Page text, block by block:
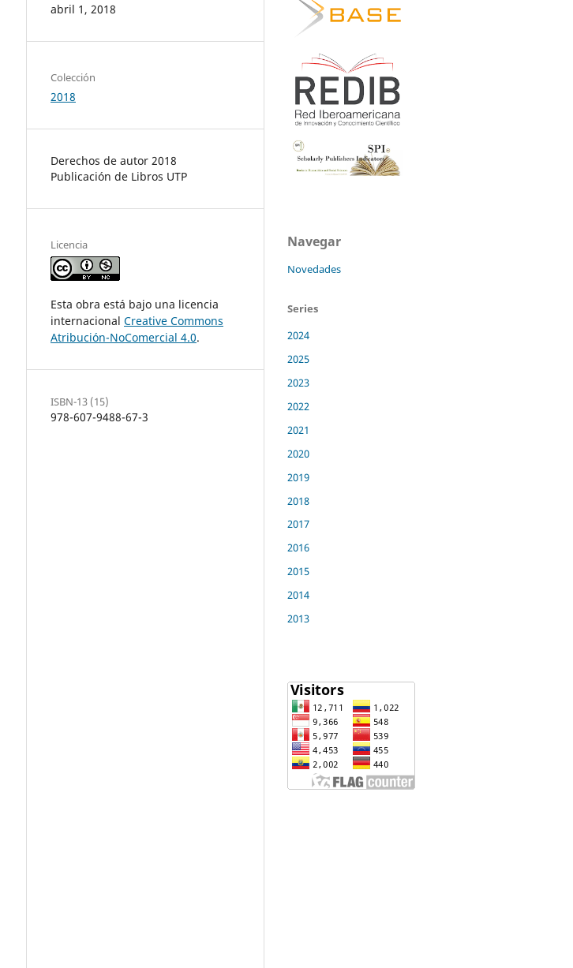
abril 1, 2018
Colección
2018
Derechos de autor 2018
Publicación de Libros UTP
Licencia
Esta obra está bajo una licencia
internacional Creative Commons
Atribución-NoComercial 4.0.
ISBN-13 (15)
978-607-9488-67-3
Navegar
Novedades
Series
2024
2025
2023
2022
2021
2020
2019
2018
2017
2016
2015
2014
2013